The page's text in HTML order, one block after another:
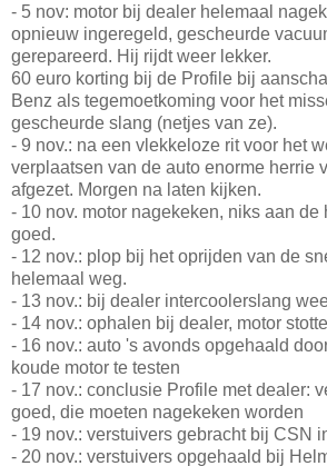
- 5 nov: motor bij dealer helemaal
opnieuw ingeregeld, gescheurde
gerepareerd. Hij rijdt weer lekker.
60 euro korting bij de Profile bij
Benz als tegemoetkoming voor het
gescheurde slang (netjes van ze).
- 9 nov.: na een vlekkeloze rit voor het
verplaatsen van de auto enorme herrie
afgezet. Morgen na laten kijken.
- 10 nov. motor nagekeken, niks aan
goed.
- 12 nov.: plop bij het oprijden van de
helemaal weg.
- 13 nov.: bij dealer intercoolerslang
- 14 nov.: ophalen bij dealer, motor
- 16 nov.: auto 's avonds opgehaald
koude motor te testen
- 17 nov.: conclusie Profile met dealer:
goed, die moeten nagekeken worden
- 19 nov.: verstuivers gebracht bij CSN
- 20 nov.: verstuivers opgehaald bij